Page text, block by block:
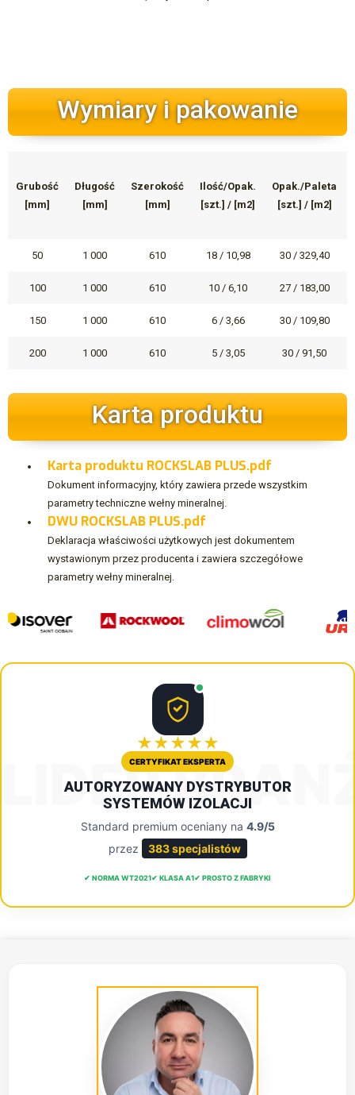
Wymiary i pakowanie
Grubość
[mm]
Długość
[mm]
Szerokość
[mm]
Ilość/Opak.
[szt.] / [m2]
Opak./Paleta
[szt.] / [m2]
50 1 000 610 18 / 10,98 30 / 329,40
100 1 000 610 10 / 6,10 27 / 183,00
150 1 000 610 6 / 3,66 30 / 109,80
200 1 000 610 5 / 3,05 30 / 91,50
Karta produktu
Karta produktu ROCKSLAB PLUS.pdf
Dokument informacyjny, który zawiera przede wszystkim
parametry techniczne wełny mineralnej.
DWU ROCKSLAB PLUS.pdf
Deklaracja właściwości użytkowych jest dokumentem
wystawionym przez producenta i zawiera szczegółowe
parametry wełny mineralnej.
LIDER
★★★★★
CERTYFIKAT EKSPERTA
AUTORYZOWANY DYSTRYBUTOR
SYSTEMÓW IZOLACJI
Standard premium oceniany na 4.9/5
przez
383 specjalistów
✔ NORMA WT2021✔ KLASA A1✔ PROSTO Z FABRYKI